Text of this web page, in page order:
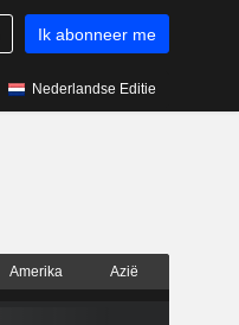
Ik abonneer me
Nederlandse Editie
Amerika Azië